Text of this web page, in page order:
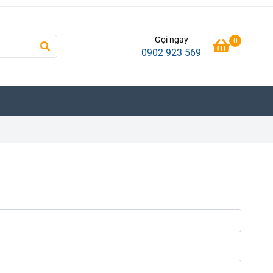
Gọi ngay
0902 923 569
0